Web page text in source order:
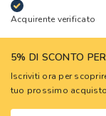
Acquirente verificato
5% DI SCONTO
Iscriviti ora per
tuo prossimo